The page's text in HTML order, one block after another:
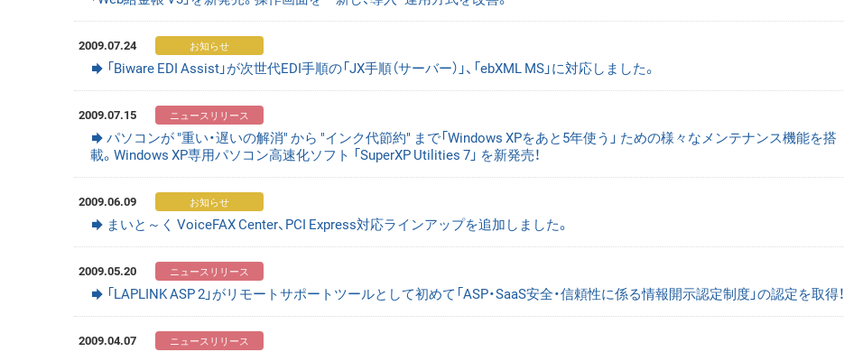
2009.07.24
「Biware EDI Assist」が次世代EDI手順の「JX手順（サーバー）」、「ebXML MS」に対応しました。
2009.07.15
パソコンが "重い・遅いの解消" から "インク代節約" まで「Windows XPをあと5年使う」 ための様々なメンテナンス機能を搭
載。Windows XP専用パソコン高速化ソフト 「SuperXP Utilities 7」 を新発売！
2009.06.09
まいと～く VoiceFAX Center、PCI Express対応ラインアップを追加しました。
2009.05.20
「LAPLINK ASP 2」がリモートサポートツールとして初めて「ASP・SaaS安全・信頼性に係る情報開示認定制度」の認定を取得！
2009.04.07